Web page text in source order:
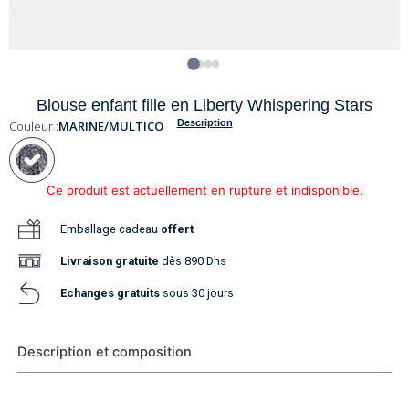
Blouse enfant fille en Liberty Whispering Stars
Description
Couleur :MARINE/MULTICO
Ce produit est actuellement en rupture et indisponible.
Emballage cadeau offert
Livraison gratuite dès 890 Dhs
Echanges gratuits sous 30 jours
Description et composition